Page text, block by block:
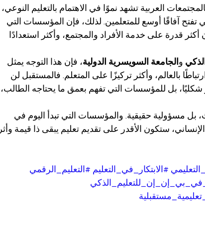
العربية تشهد نموًا في الاهتمام بالتعليم النوعي،
تفتح آفاقًا أوسع للمتعلمين. لذلك، فإن المؤسسات التي
قدرة على خدمة الأفراد والمجتمع، وأكثر استعدادًا
و الجامعة السويسرية الدولية، فإن هذا التوجه يمثل
بالعالم، وأكثر تركيزًا على المتعلم. فالمستقبل لن
شكليًا، بل للمؤسسات التي تفهم بعمق ما يحتاجه الطالب،
بل مسؤولية حقيقية. والمؤسسات التي تبدأ اليوم في
ستكون الأقدر على تقديم تعليم يبقى ذا قيمة وأثر
#الابتكار_في_التعليم #التعليم_الرقمي